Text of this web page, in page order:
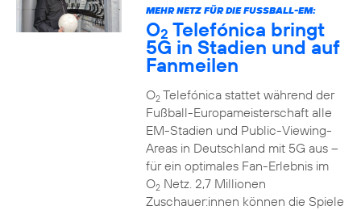
MEHR NETZ FÜR DIE FUSSBALL-EM:
O2 Telefónica bringt
5G in Stadien und auf
Fanmeilen
O2Telefónica stattet während der
Fußball-Europameisterschaft alle
EM-Stadien und Public-Viewing-
Areas in Deutschland mit 5G aus –
für ein optimales Fan-Erlebnis im
O2Netz. 2,7 Millionen
Zuschauer:innen können die Spiele